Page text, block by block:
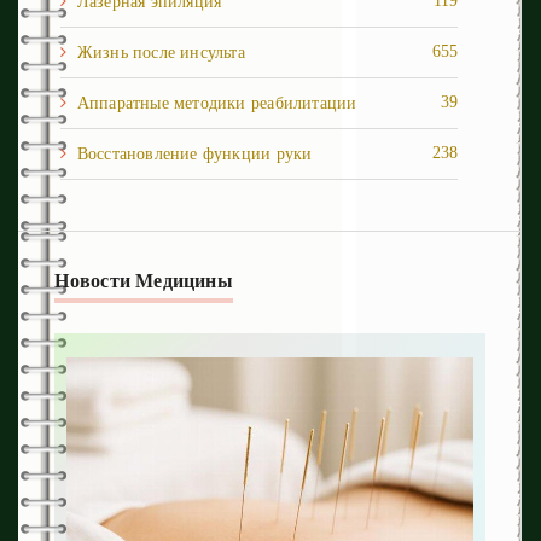
Жизнь после инcульта 655
Аппаратные методики реабилитации 39
Восстановление функции руки 238
Когнитивные нарушения
Кровоизлияния
Медвебинар 129
Осложнения
Последствия 309
Новости Медицины